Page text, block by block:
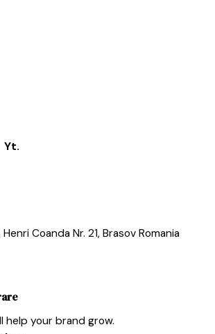
Yt.
Henri Coanda Nr. 21, Brasov Romania
help your brand grow.